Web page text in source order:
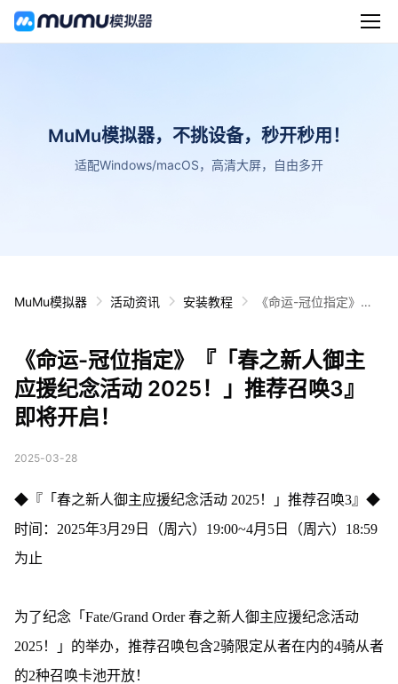
MuMu模拟器，不挑设备，秒开秒用！
适配Windows/macOS，高清大屏，自由多开
MuMu模拟器 活动资讯 安装教程
《命运-冠位指定》
荐召唤3』即将开启！
《命运-冠位指定》『「春之新人御主
应援纪念活动 2025！」推荐召唤3』
即将开启！
2025-03-28
◆『「春之新人御主应援纪念活动 2025！」推荐召唤3』◆
时间：2025年3月29日（周六）19:00~4月5日（周六）18:59
为止
为了纪念「Fate/Grand Order 春之新人御主应援纪念活动
2025！」的举办，推荐召唤包含2骑限定从者在内的4骑从者
的2种召唤卡池开放！